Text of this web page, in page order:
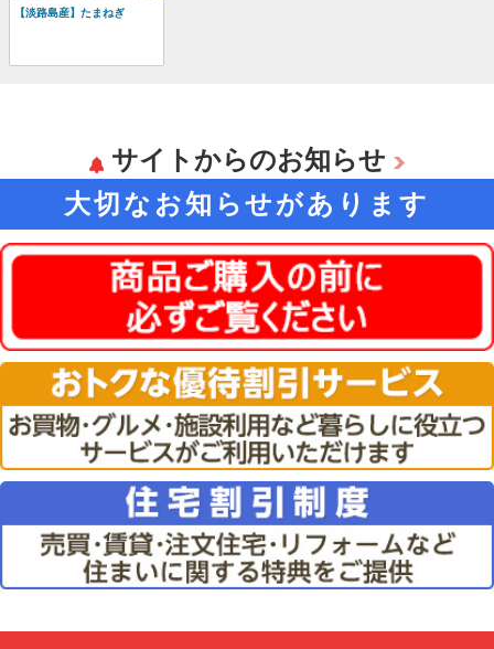
【淡路島産】たまねぎ
サイトからのお知らせ
大切なお知らせがあります